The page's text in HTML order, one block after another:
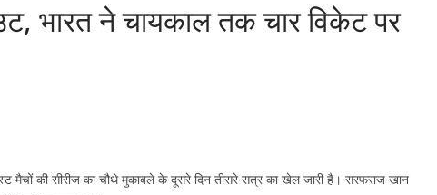
भारत ने चायकाल तक चार विकेट पर
मैचों की सीरीज का चौथे मुकाबले के दूसरे दिन तीसरे सत्र का खेल जारी है। सरफराज खान